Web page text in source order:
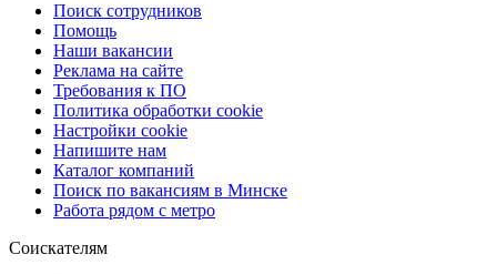
Поиск сотрудников
Помощь
Наши вакансии
Реклама на сайте
Требования к ПО
Политика обработки cookie
Настройки cookie
Напишите нам
Каталог компаний
Поиск по вакансиям в Минске
Работа рядом с метро
Соискателям